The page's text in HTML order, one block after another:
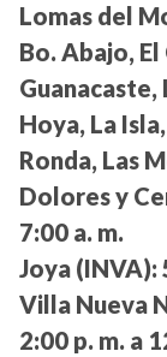
Lomas del
Bo. Abajo, El
Guanacaste,
Hoya, La
Ronda, Las
Dolores y
7:00 a. m.
Joya (INVA):
Villa Nueva
2:00 p. m. a